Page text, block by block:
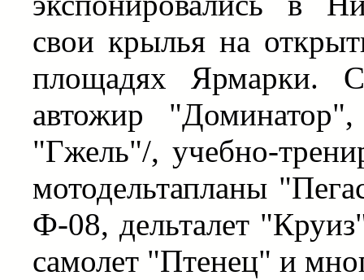
свои крылья на
площадях Ярмарки.
автожир
"Гжель"/, учебно-
мотодельтапланы
Ф-08, дельталет
самолет "Птенец" и